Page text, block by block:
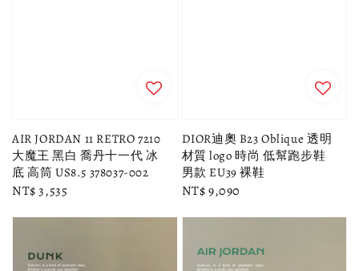
AIR JORDAN 11 RETRO 7210
大魔王 黑白 喬丹十一代 冰
底 高筒 US8.5 378037-002
Regular
NT$ 3,535
DIOR迪奧 B23 Oblique 透明
材質 logo 時尚 低幫跑步鞋
男款 EU39 裸鞋
Regular
NT$ 9,090